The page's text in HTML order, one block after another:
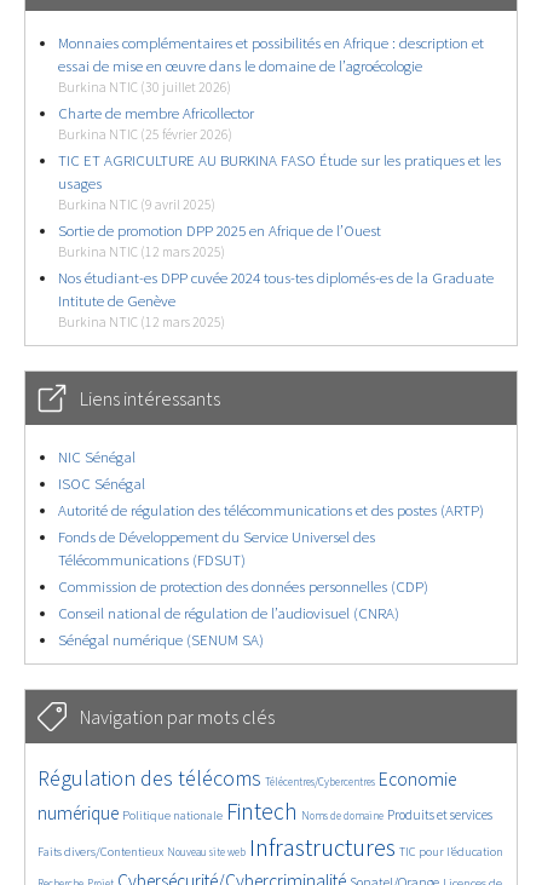
Monnaies complémentaires et possibilités en Afrique : description et
essai de mise en œuvre dans le domaine de l’agroécologie
Burkina NTIC (30 juillet 2026)
Charte de membre Africollector
Burkina NTIC (25 février 2026)
TIC ET AGRICULTURE AU BURKINA FASO Étude sur les pratiques et les
usages
Burkina NTIC (9 avril 2025)
Sortie de promotion DPP 2025 en Afrique de l’Ouest
Burkina NTIC (12 mars 2025)
Nos étudiant-es DPP cuvée 2024 tous-tes diplomés-es de la Graduate
Intitute de Genève
Burkina NTIC (12 mars 2025)
Liens intéressants
NIC Sénégal
ISOC Sénégal
Autorité de régulation des télécommunications et des postes (ARTP)
Fonds de Développement du Service Universel des
Télécommunications (FDSUT)
Commission de protection des données personnelles (CDP)
Conseil national de régulation de l’audiovisuel (CNRA)
Sénégal numérique (SENUM SA)
Navigation par mots clés
4637/5592
Régulation des télécoms
362/5592 Télécentres/Cybercentres
3744/5592
Economie
numérique
1865/5592 Politique nationale
5169/5592 Fintech
682/5592 Noms de domaine
2455/5592 Produits et services
1598/5592
Faits divers/Contentieux Nouveau site web Infrastructures TIC pour l’éducation
247/5592
3543/5592
2307/5592
1613/5592